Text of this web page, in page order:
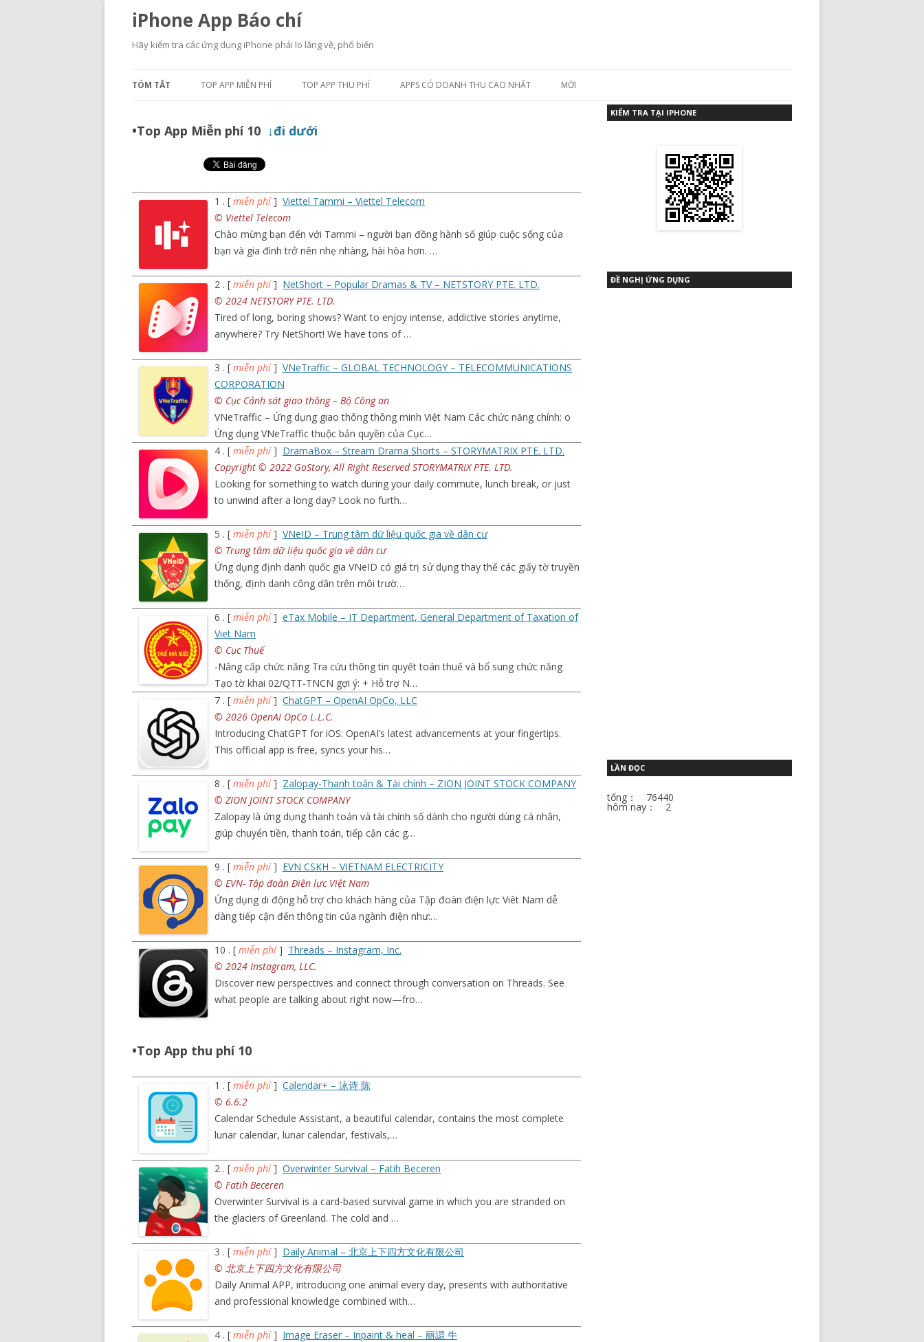
iPhone App Báo chí
Hãy kiểm tra các ứng dụng iPhone phải lo lắng về, phổ biến
TÓM TẮT TOP APP MIỄN PHÍ TOP APP THU PHÍ APPS CÓ DOANH THU CAO NHẤT MỚI
•Top App Miễn phí 10 ↓đi dưới
1 . [ miễn phí] Viettel Tammi – Viettel Telecom
© Viettel Telecom
Chào mừng bạn đến với Tammi – người bạn đồng hành số giúp cuộc sống của
bạn và gia đình trở nên nhẹ nhàng, hài hòa hơn. …
2 . [ miễn phí] NetShort – Popular Dramas & TV – NETSTORY PTE. LTD.
© 2024 NETSTORY PTE. LTD.
Tired of long, boring shows? Want to enjoy intense, addictive stories anytime,
anywhere? Try NetShort! We have tons of …
3 . [ miễn phí] VNeTraffic – GLOBAL TECHNOLOGY – TELECOMMUNICATIONS
CORPORATION
© Cục Cảnh sát giao thông – Bộ Công an
VNeTraffic – Ứng dụng giao thông thông minh Việt Nam Các chức năng chính: o
Ứng dụng VNeTraffic thuộc bản quyền của Cục…
4 . [ miễn phí] DramaBox – Stream Drama Shorts – STORYMATRIX PTE. LTD.
Copyright © 2022 GoStory, All Right Reserved STORYMATRIX PTE. LTD.
Looking for something to watch during your daily commute, lunch break, or just
to unwind after a long day? Look no furth…
5 . [ miễn phí] VNeID – Trung tâm dữ liệu quốc gia về dân cư
© Trung tâm dữ liệu quốc gia về dân cư
Ứng dụng định danh quốc gia VNeID có giá trị sử dụng thay thế các giấy tờ truyền
thống, định danh công dân trên môi trườ…
6 . [ miễn phí] eTax Mobile – IT Department, General Department of Taxation of
Viet Nam
© Cục Thuế
-Nâng cấp chức năng Tra cứu thông tin quyết toán thuế và bổ sung chức năng
Tạo tờ khai 02/QTT-TNCN gợi ý: + Hỗ trợ N…
7 . [ miễn phí] ChatGPT – OpenAI OpCo, LLC
© 2026 OpenAI OpCo L.L.C.
Introducing ChatGPT for iOS: OpenAI’s latest advancements at your fingertips.
This official app is free, syncs your his…
8 . [ miễn phí] Zalopay-Thanh toán & Tài chính – ZION JOINT STOCK COMPANY
© ZION JOINT STOCK COMPANY
Zalopay là ứng dụng thanh toán và tài chính số dành cho người dùng cá nhân,
giúp chuyển tiền, thanh toán, tiếp cận các g…
9 . [ miễn phí] EVN CSKH – VIETNAM ELECTRICITY
© EVN- Tập đoàn Điện lực Việt Nam
Ứng dụng di động hỗ trợ cho khách hàng của Tập đoàn điện lực Viêt Nam dễ
dàng tiếp cận đến thông tin của ngành điện như:…
10 . [ miễn phí] Threads – Instagram, Inc.
© 2024 Instagram, LLC.
Discover new perspectives and connect through conversation on Threads. See
what people are talking about right now—fro…
•Top App thu phí 10
1 . [ miễn phí] Calendar+ – 泳诗 陈
© 6.6.2
Calendar Schedule Assistant, a beautiful calendar, contains the most complete
lunar calendar, lunar calendar, festivals,…
2 . [ miễn phí] Overwinter Survival – Fatih Beceren
© Fatih Beceren
Overwinter Survival is a card-based survival game in which you are stranded on
the glaciers of Greenland. The cold and …
3 . [ miễn phí] Daily Animal – 北京上下四方文化有限公司
© 北京上下四方文化有限公司
Daily Animal APP, introducing one animal every day, presents with authoritative
and professional knowledge combined with…
4 . [ miễn phí] Image Eraser – Inpaint & heal – 丽譞 牛
KIỂM TRA TẠI IPHONE
ĐỀ NGHỊ ỨNG DỤNG
LẦN ĐỌC
tổng： 76440
hôm nay： 2